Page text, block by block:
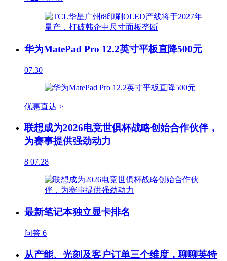
华为MatePad Pro 12.2英寸平板直降500元
07.30
优惠直达 >
联想成为2026电竞世俱杯战略创始合作伙伴，
为赛事提供强劲动力
8 07.28
最新笔记本独立显卡排名
问答 6
从产能、光刻及客户订单三个维度，聊聊英特